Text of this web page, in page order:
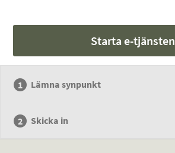
Starta e-tjänsten
Lämna synpunkt
Skicka in